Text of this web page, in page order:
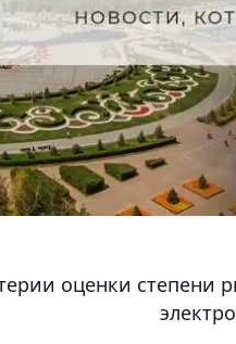
оценки степени